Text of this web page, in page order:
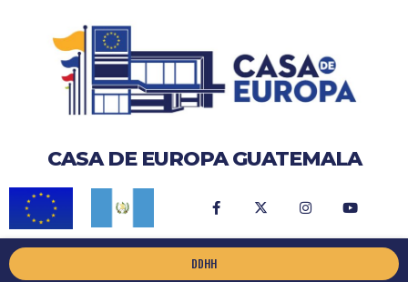
CASA DE EUROPA GUATEMALA
DDHH